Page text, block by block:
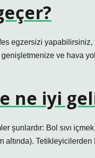
egzersizi
ve hava
ne iyi
şunlardır: Bol sıvı
altında). Tetikleyicilerden